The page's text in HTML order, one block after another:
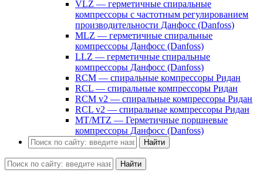
VLZ — герметичные спиральные
компрессоры с частотным регулированием
производительности Данфосс (Danfoss)
MLZ — герметичные спиральные
компрессоры Данфосс (Danfoss)
LLZ — герметичные спиральные
компрессоры Данфосс (Danfoss)
RCM — спиральные компрессоры Ридан
RCL — спиральные компрессоры Ридан
RCM v2 — спиральные компрессоры Ридан
RCL v2 — спиральные компрессоры Ридан
MT/MTZ — Герметичные поршневые
компрессоры Данфосс (Danfoss)
Найти
Найти